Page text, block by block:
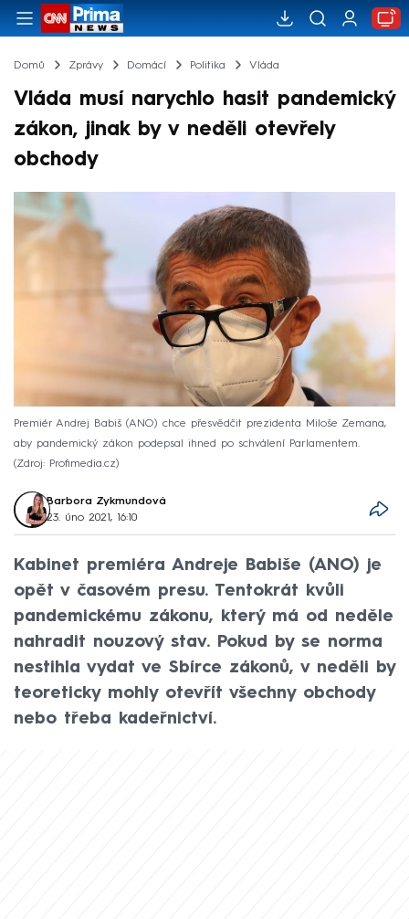
Domů Zprávy Domácí Politika Vláda
Vláda musí narychlo hasit pandemický
zákon, jinak by v neděli otevřely
obchody
Premiér Andrej Babiš (ANO) chce přesvědčit prezidenta Miloše Zemana,
aby pandemický zákon podepsal ihned po schválení Parlamentem.
Zdroj: Profimedia.cz
Barbora Zykmundová
23. úno 2021, 16:10
Kabinet premiéra Andreje Babiše (ANO) je
opět v časovém presu. Tentokrát kvůli
pandemickému zákonu, který má od neděle
nahradit nouzový stav. Pokud by se norma
nestihla vydat ve Sbírce zákonů, v neděli by
teoreticky mohly otevřít všechny obchody
nebo třeba kadeřnictví.